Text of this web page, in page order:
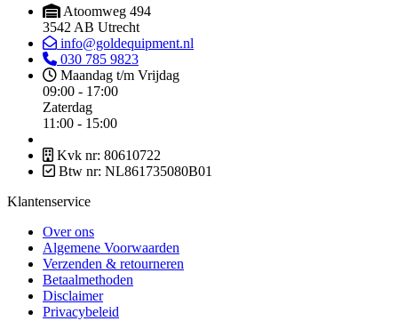
Atoomweg 494
3542 AB Utrecht
info@goldequipment.nl
030 785 9823
Maandag t/m Vrijdag
09:00 - 17:00
Zaterdag
11:00 - 15:00
Kvk nr: 80610722
Btw nr: NL861735080B01
Klantenservice
Over ons
Algemene Voorwaarden
Verzenden & retourneren
Betaalmethoden
Disclaimer
Privacybeleid